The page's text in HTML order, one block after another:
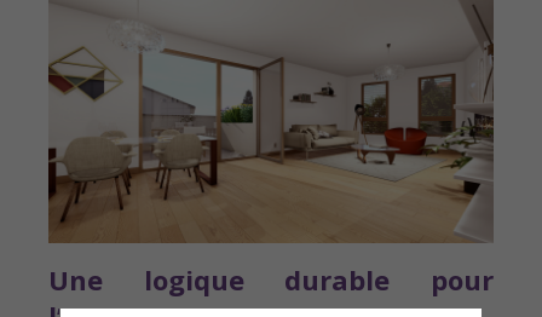
Une logique durable pour